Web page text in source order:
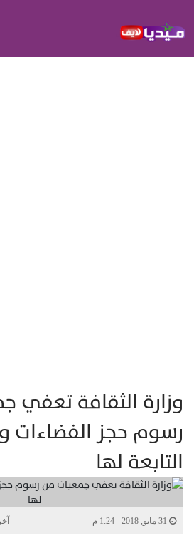
وزارة الثقافة تعفي
رسوم حجز الفضاءات
التابعة لها
آخر